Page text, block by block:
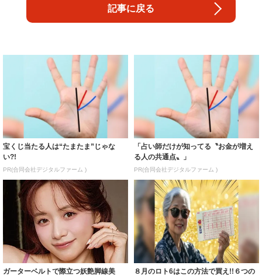
記事に戻る
宝くじ当たる人は“たまたま”じゃな
い?!
PR(合同会社デジタルファーム )
「占い師だけが知ってる〝お金が増え
る人の共通点〟」
PR(合同会社デジタルファーム )
ガーターベルトで際立つ妖艶脚線美
８月のロト6はこの方法で買え!!６つの